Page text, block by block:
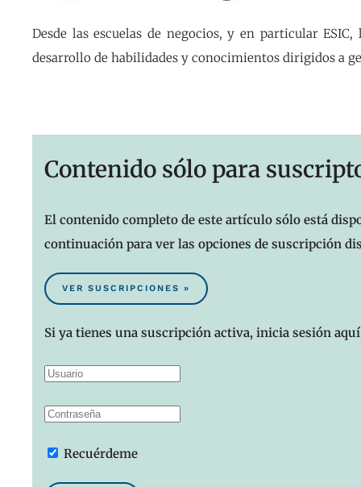
Desde las escuelas de negocios, y en particular
desarrollo de habilidades y conocimientos dirigidos a
Contenido sólo para
El contenido completo de este artículo sólo está
continuación para ver las opciones de suscripción
VER SUSCRIPCIONES »
Si ya tienes una suscripción activa, inicia sesión
Recuérdeme